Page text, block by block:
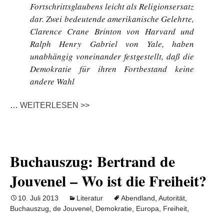
Fortschrittsglaubens leicht als Religionsersatz
dar. Zwei bedeutende amerikanische Gelehrte,
Clarence Crane Brinton von Harvard und
Ralph Henry Gabriel von Yale, haben
unabhängig voneinander festgestellt, daß die
Demokratie für ihren Fortbestand keine
andere Wahl
… WEITERLESEN >>
Buchauszug: Bertrand de
Jouvenel – Wo ist die Freiheit?
10. Juli 2013 Literatur Abendland Autorität
Buchauszug de Jouvenel Demokratie Europa Freiheit